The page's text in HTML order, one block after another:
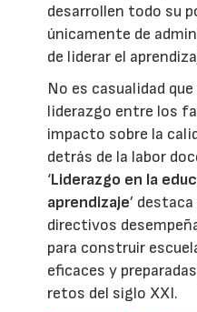
desarrollen todo su
únicamente de
de liderar el
No es casualidad
liderazgo entre los
impacto sobre la
detrás de la labor
‘Liderazgo en la
aprendizaje’
directivos
para construir
eficaces y
retos del siglo XXI.